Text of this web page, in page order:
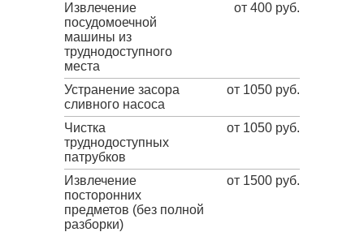
Извлечение
посудомоечной
машины из
труднодоступного
места
от 400 руб.
Устранение засора
сливного насоса
от 1050 руб.
Чистка
труднодоступных
патрубков
от 1050 руб.
Извлечение
посторонних
предметов (без полной
разборки)
от 1500 руб.